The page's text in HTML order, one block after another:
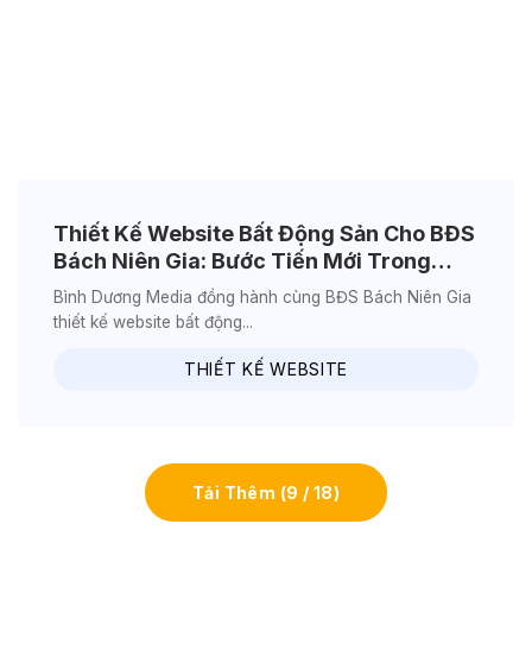
THIẾT KẾ WEBSITE
Thiết Kế Website Bất Động Sản Cho BĐS
Bách Niên Gia: Bước Tiến Mới Trong
Chuyển Đổi Số
Bình Dương Media đồng hành cùng BĐS Bách Niên Gia
thiết kế website bất động...
Tải Thêm (9 / 18)